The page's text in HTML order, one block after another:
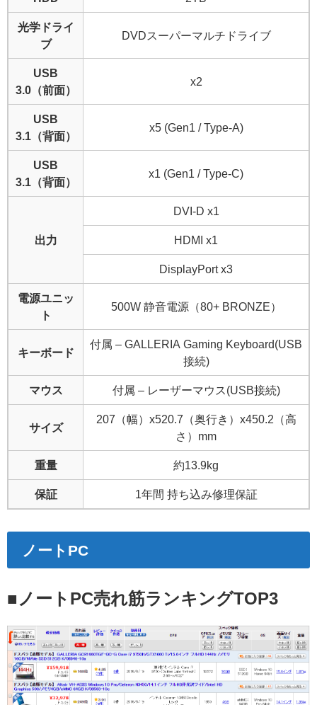
光学ドライ
ブ
DVDスーパーマルチドライブ
USB
3.0（前面）
x2
USB
3.1（背面）
x5 (Gen1 / Type-A)
USB
3.1（背面）
x1 (Gen1 / Type-C)
出力
DVI-D x1
HDMI x1
DisplayPort x3
電源ユニッ
ト
500W 静音電源（80+ BRONZE）
キーボード
付属 – GALLERIA Gaming Keyboard(USB
接続)
マウス 付属 – レーザーマウス(USB接続)
サイズ
207（幅）x520.7（奥行き）x450.2（高
さ）mm
重量 約13.9kg
保証 1年間 持ち込み修理保証
ノートPC
■ノートPC売れ筋ランキングTOP3